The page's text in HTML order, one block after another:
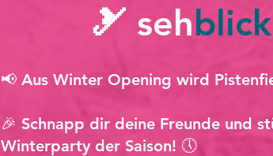
🎿 sehblick
📢 Aus Winter Opening wird
🎉 Schnapp dir deine Freunde und
Winterparty der Saison! 🕔